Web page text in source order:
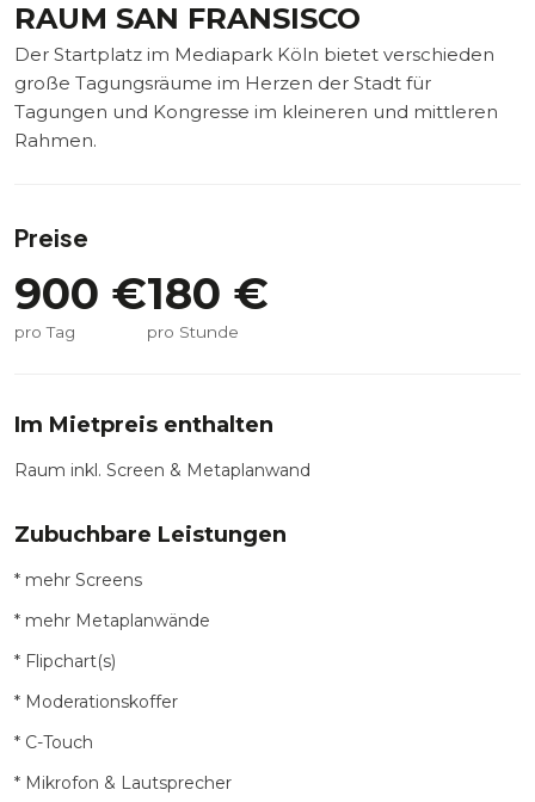
RAUM SAN FRANSISCO
Der Startplatz im Mediapark Köln bietet verschieden
große Tagungsräume im Herzen der Stadt für
Tagungen und Kongresse im kleineren und mittleren
Rahmen.
Preise
900 €
pro Tag
180 €
pro Stunde
Im Mietpreis enthalten
Raum inkl. Screen & Metaplanwand
Zubuchbare Leistungen
* mehr Screens
* mehr Metaplanwände
* Flipchart(s)
* Moderationskoffer
* C-Touch
* Mikrofon & Lautsprecher